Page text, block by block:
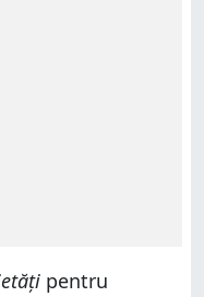
pentru